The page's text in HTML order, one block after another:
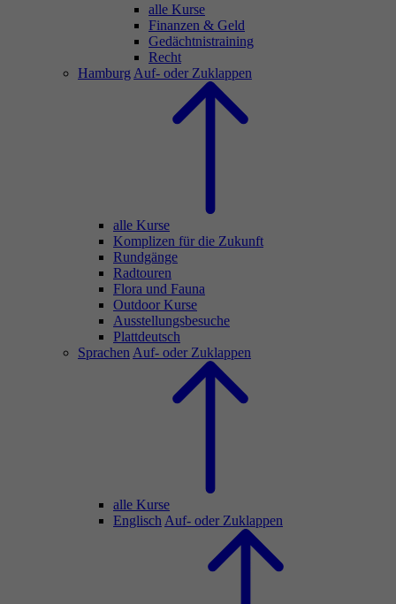
alle Kurse
Finanzen & Geld
Gedächtnistraining
Recht
Hamburg Auf- oder Zuklappen
alle Kurse
Komplizen für die Zukunft
Rundgänge
Radtouren
Flora und Fauna
Outdoor Kurse
Ausstellungsbesuche
Plattdeutsch
Sprachen Auf- oder Zuklappen
alle Kurse
Englisch Auf- oder Zuklappen